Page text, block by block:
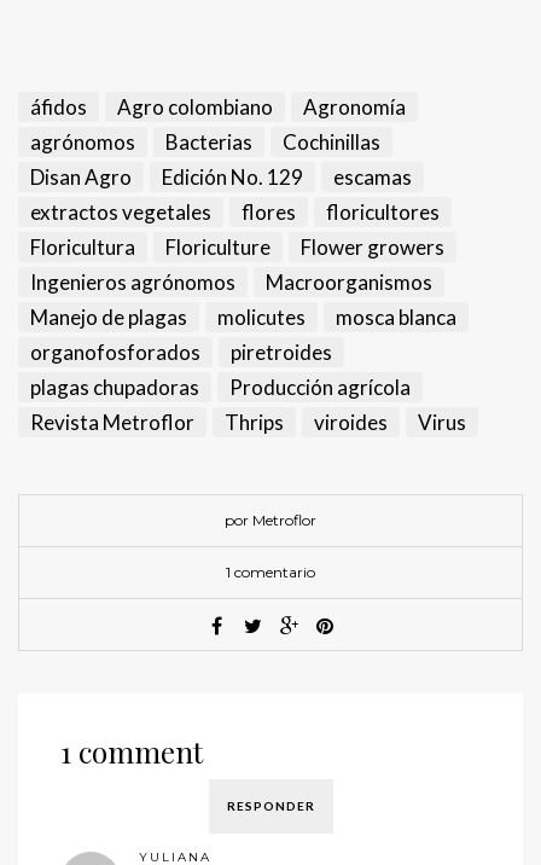
áfidos Agro colombiano
Agronomía
agrónomos
Bacterias
Cochinillas
Disan Agro
Edición No. 129
escamas
extractos vegetales
flores
floricultores
Floricultura
Floriculture
Flower growers
Ingenieros agrónomos
Macroorganismos
Manejo de plagas
molicutes
mosca blanca
organofosforados
piretroides
plagas chupadoras
Producción agrícola
Revista Metroflor
Thrips viroides Virus
por Metroflor
1 comentario
1 comment
RESPONDER
YULIANA